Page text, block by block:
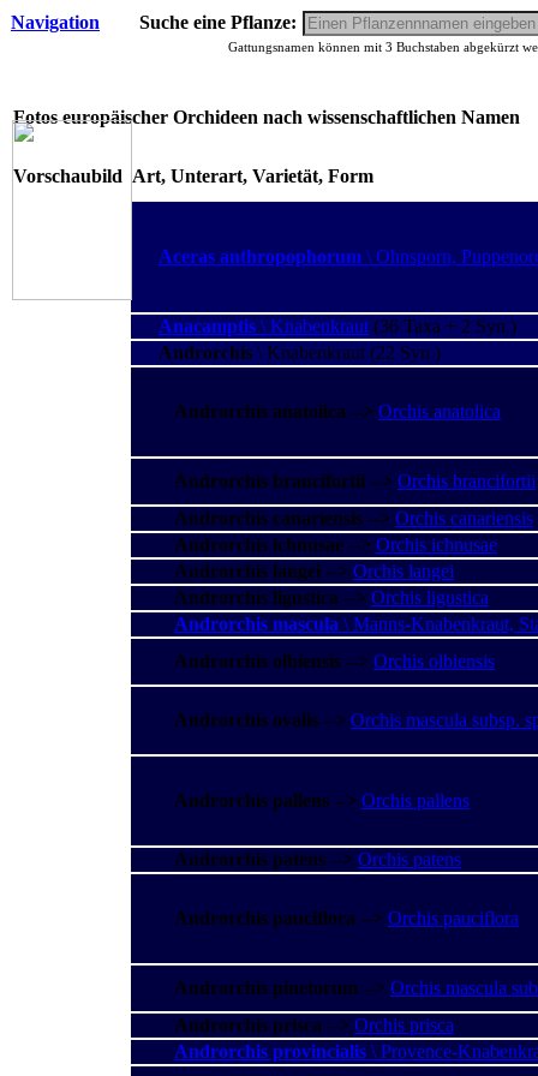
Navigation Suche eine Pflanze:
Gattungsnamen können mit 3 Buchstaben abgekürzt
Fotos europäischer Orchideen nach wissenschaftlichen Namen
Vorschaubild Art, Unterart, Varietät, Form
Aceras anthropophorum \ Ohnsporn,
Anacamptis \ Knabenkraut (36 Taxa + 2 Syn.)
Androrchis \ Knabenkraut (22 Syn.)
Androrchis anatolica --> Orchis anatolica
Androrchis brancifortii --> Orchis brancifortii
Androrchis canariensis --> Orchis canariensis
Androrchis ichnusae --> Orchis ichnusae
Androrchis langei --> Orchis langei
Androrchis ligustica --> Orchis ligustica
Androrchis mascula \ Manns-Knabenkraut,
Androrchis olbiensis --> Orchis olbiensis
Androrchis ovalis --> Orchis mascula subsp.
Androrchis pallens --> Orchis pallens
Androrchis patens --> Orchis patens
Androrchis pauciflora --> Orchis pauciflora
Androrchis pinetorum --> Orchis mascula
Androrchis prisca --> Orchis prisca
Androrchis provincialis \ Provence-